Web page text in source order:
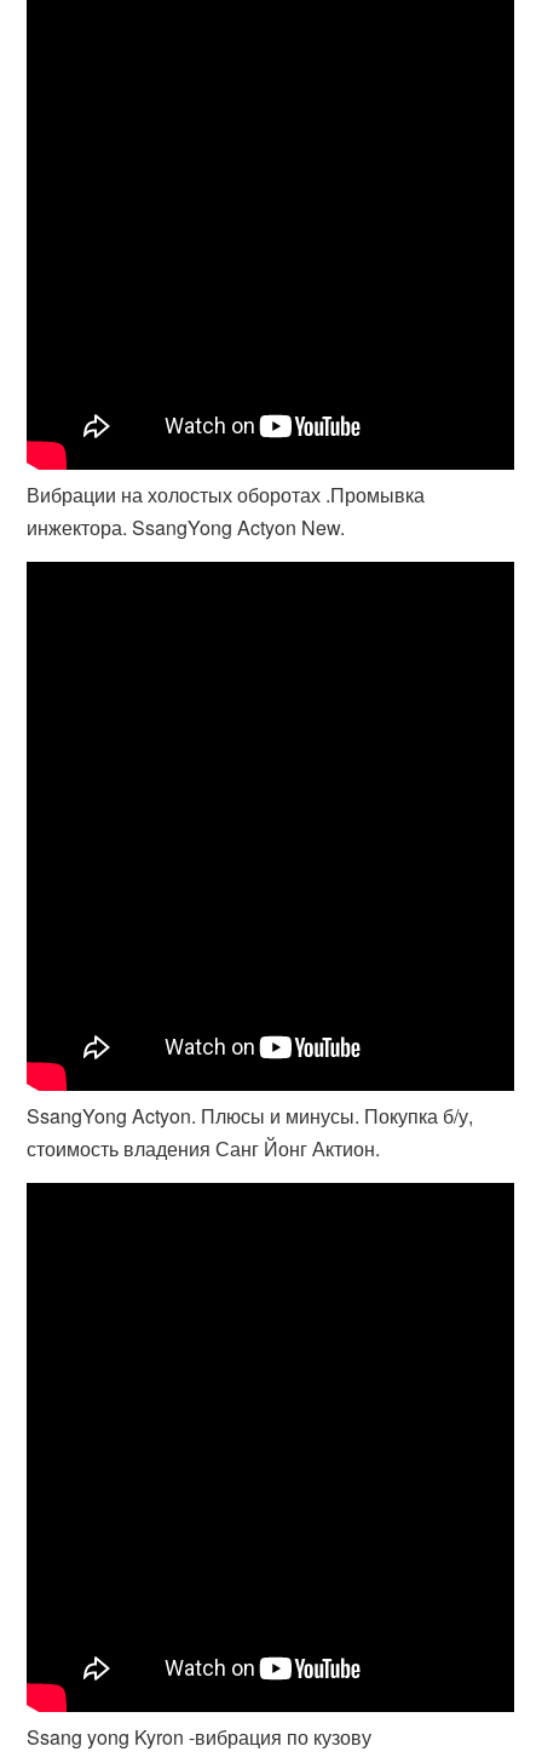
Вибрации на холостых оборотах .Промывка
инжектора. SsangYong Actyon New.
SsangYong Actyon. Плюсы и минусы. Покупка б/у,
стоимость владения Санг Йонг Актион.
Ssang yong Kyron -вибрация по кузову